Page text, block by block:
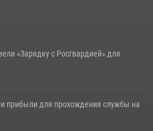
«Зарядку с Росгвардией» для
прибыли для прохождения службы на